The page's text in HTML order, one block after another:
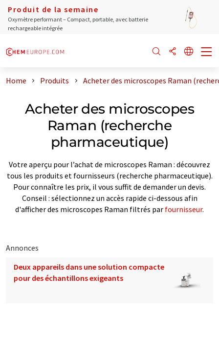
Produit de la semaine
Oxymètre performant – Compact, portable, avec batterie
rechargeable intégrée
Home Produits Acheter des microscopes Raman
Acheter des microscopes
Raman (recherche
pharmaceutique)
Votre aperçu pour l’achat de microscopes Raman : découvrez
tous les produits et fournisseurs (recherche pharmaceutique).
Pour connaître les prix, il vous suffit de demander un devis.
Conseil : sélectionnez un accès rapide ci-dessous afin
d'afficher des microscopes Raman filtrés par fournisseur.
Annonces
Deux appareils dans une solution compacte
pour des échantillons exigeants